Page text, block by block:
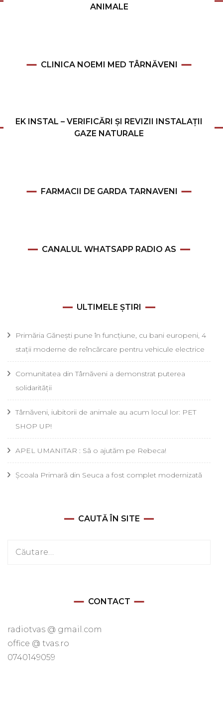
ANIMALE
CLINICA NOEMI MED TÂRNĂVENI
EK INSTAL – VERIFICĂRI ȘI REVIZII INSTALAȚII
GAZE NATURALE
FARMACII DE GARDA TARNAVENI
CANALUL WHATSAPP RADIO AS
ULTIMELE ȘTIRI
Primăria Gănești pune în funcțiune, cu bani europeni, 4
stații moderne de reîncărcare pentru vehicule electrice
Comunitatea din Târnăveni a demonstrat puterea
solidarității
Târnăveni, iubitorii de animale au acum locul lor: PET
SHOP UP!
APEL UMANITAR : Să o ajutăm pe Rebeca!
Școala Primară din Seuca a fost complet modernizată
CAUTĂ ÎN SITE
Caută
CONTACT
radiotvas @ gmail.com
office @ tvas.ro
0740149059